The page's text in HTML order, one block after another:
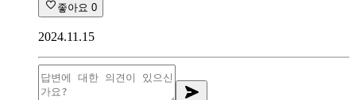
좋아요 0
2024.11.15